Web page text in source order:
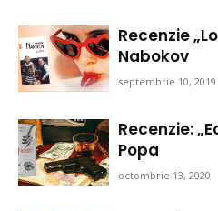
Recenzie
Nabokov
septembrie 10, 2019
Recenzie:
Popa
octombrie 13, 2020